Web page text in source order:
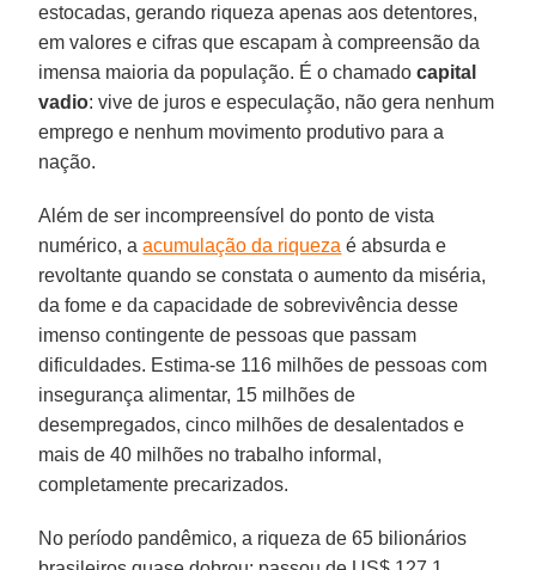
estocadas, gerando riqueza apenas aos detentores,
em valores e cifras que escapam à compreensão da
imensa maioria da população. É o chamadocapital
vadio: vive de juros e especulação, não gera nenhum
emprego e nenhum movimento produtivo para a
nação.
Além de ser incompreensível do ponto de vista
numérico, aacumulação da riqueza é absurda e
revoltante quando se constata o aumento da miséria,
da fome e da capacidade de sobrevivência desse
imenso contingente de pessoas que passam
dificuldades. Estima-se 116 milhões de pessoas com
insegurança alimentar, 15 milhões de
desempregados, cinco milhões de desalentados e
mais de 40 milhões no trabalho informal,
completamente precarizados.
No período pandêmico, a riqueza de 65 bilionários